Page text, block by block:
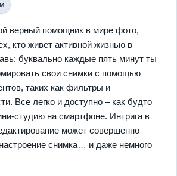
верный помощник в мире фото,
кто живет активной жизнью в
буквально каждые пять минут ты
свои снимки с помощью
таких как фильтры и
Все легко и доступно – как будто
студию на смартфоне. Интрига в
может совершенно
снимка… и даже немного